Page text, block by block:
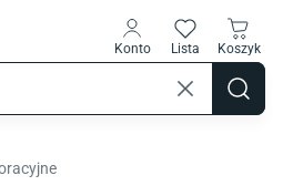
Konto Lista Koszyk